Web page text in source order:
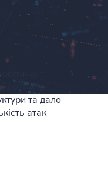
розмило
та дало
атак